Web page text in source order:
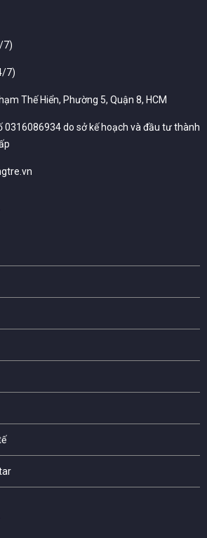
7)
7)
Thế Hiển, Phường 5, Quận 8, HCM
0316086934 do sở kế hoạch và đầu tư thành